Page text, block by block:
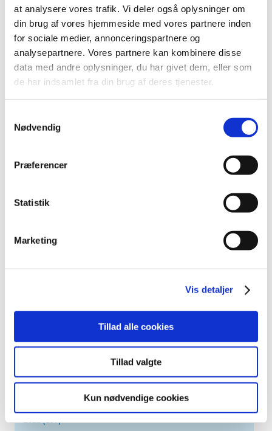
at analysere vores trafik. Vi deler også oplysninger om
din brug af vores hjemmeside med vores partnere inden
for sociale medier, annonceringspartnere og
analysepartnere. Vores partnere kan kombinere disse
data med andre oplysninger, du har givet dem, eller som
de har indsamlet fra din brug af deres tjenester.
Nødvendig
Præferencer
Statistik
Marketing
Vis detaljer
Tillad alle cookies
Tillad valgte
Kun nødvendige cookies
Medicintilskudsnævnets forslag til fremtidig
tilskudsstatus for medicin i nogle undergrupper i…
Udfasning af NeeS som format ved ansøgning
om markedsføringstilladelse til lægemidler
På baggrund af et stigende antal forespørgsler ønsker
Lægemiddelstyrelsen at fremhæve planen for afvikling…
|2. december 2016
|1. december 2016
netop afsluttet et vellykket besøg hos den mexicanske…
Alle (2506)
2024 (224)
2022 (197)